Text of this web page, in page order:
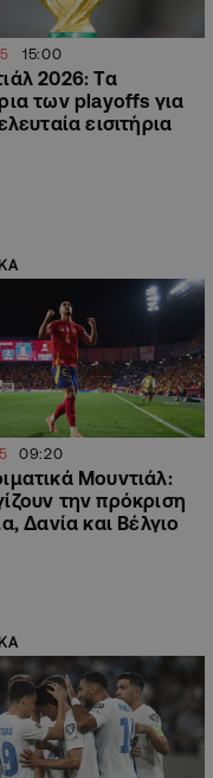
15:00
2026: Τα
των playoffs για
εισιτήρια
09:20
Μουντιάλ:
την πρόκριση
Δανία και Βέλγιο